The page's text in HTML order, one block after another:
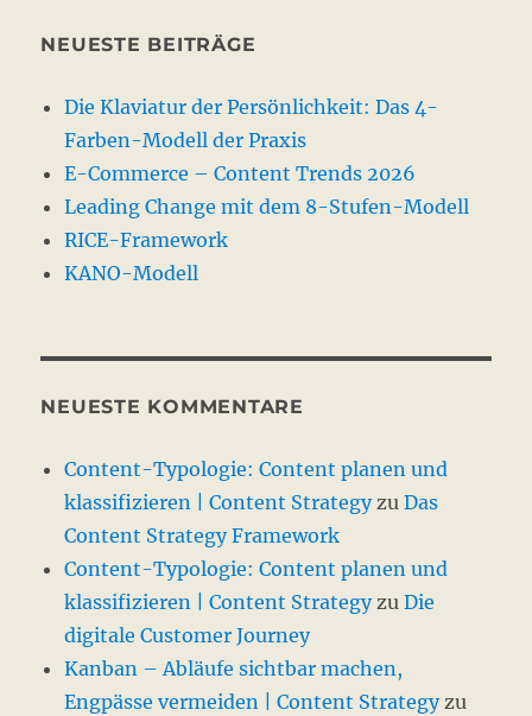
NEUESTE BEITRÄGE
Die Klaviatur der Persönlichkeit: Das 4-
Farben-Modell der Praxis
E-Commerce – Content Trends 2026
Leading Change mit dem 8-Stufen-Modell
RICE-Framework
KANO-Modell
NEUESTE KOMMENTARE
Content-Typologie: Content planen und
klassifizieren | Content StrategyzuDas
Content Strategy Framework
Content-Typologie: Content planen und
klassifizieren | Content StrategyzuDie
digitale Customer Journey
Kanban – Abläufe sichtbar machen,
Engpässe vermeiden | Content Strategyzu